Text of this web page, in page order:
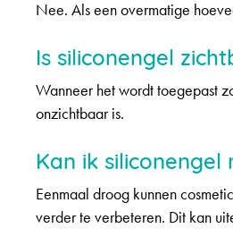
Nee. Als een overmatige
Is siliconengel
Wanneer het wordt toegepast
onzichtbaar is.
Kan ik
Eenmaal droog kunnen
verder te verbeteren. Dit kan